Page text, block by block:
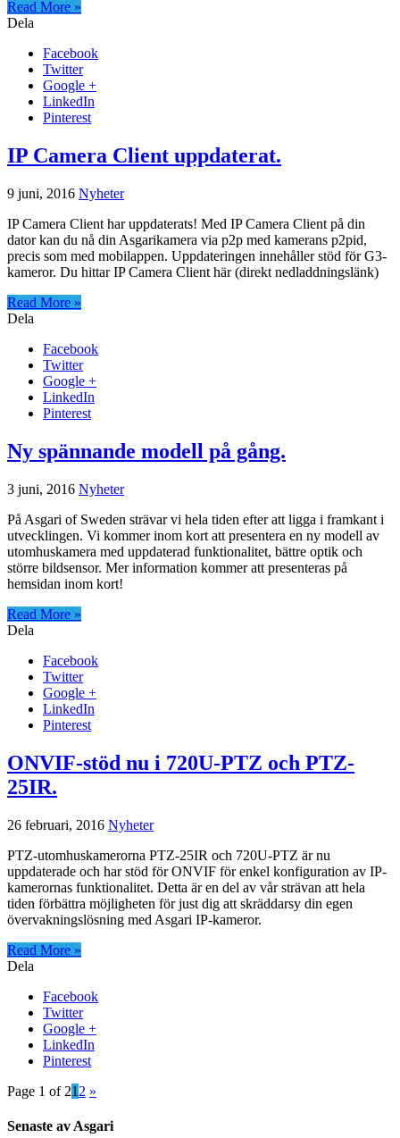
Read More »
Dela
Facebook
Twitter
Google +
LinkedIn
Pinterest
IP Camera Client uppdaterat.
9 juni, 2016 Nyheter
IP Camera Client har uppdaterats! Med IP Camera Client på din
dator kan du nå din Asgarikamera via p2p med kamerans p2pid,
precis som med mobilappen. Uppdateringen innehåller stöd för G3-
kameror. Du hittar IP Camera Client här (direkt nedladdningslänk)
Read More »
Dela
Facebook
Twitter
Google +
LinkedIn
Pinterest
Ny spännande modell på gång.
3 juni, 2016 Nyheter
På Asgari of Sweden strävar vi hela tiden efter att ligga i framkant i
utvecklingen. Vi kommer inom kort att presentera en ny modell av
utomhuskamera med uppdaterad funktionalitet, bättre optik och
större bildsensor. Mer information kommer att presenteras på
hemsidan inom kort!
Read More »
Dela
Facebook
Twitter
Google +
LinkedIn
Pinterest
ONVIF-stöd nu i 720U-PTZ och PTZ-
25IR.
26 februari, 2016 Nyheter
PTZ-utomhuskamerorna PTZ-25IR och 720U-PTZ är nu
uppdaterade och har stöd för ONVIF för enkel konfiguration av IP-
kamerornas funktionalitet. Detta är en del av vår strävan att hela
tiden förbättra möjligheten för just dig att skräddarsy din egen
övervakningslösning med Asgari IP-kameror.
Read More »
Dela
Facebook
Twitter
Google +
LinkedIn
Pinterest
Page 1 of 21 2 »
Senaste av Asgari